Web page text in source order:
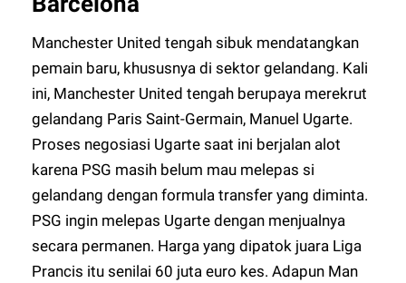
Manchester United tengah sibuk mendatangkan
pemain baru, khususnya di sektor gelandang. Kali
ini, Manchester United tengah berupaya merekrut
gelandang Paris Saint-Germain, Manuel Ugarte.
Proses negosiasi Ugarte saat ini berjalan alot
karena PSG masih belum mau melepas si
gelandang dengan formula transfer yang diminta.
PSG ingin melepas Ugarte dengan menjualnya
secara permanen. Harga yang dipatok juara Liga
Prancis itu senilai 60 juta euro kes. Adapun Man